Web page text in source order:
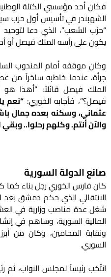
فكان أحد مؤسسي الكتلة
“حزب الشعب”، الذي دعا
يكون على رأسه الملك فيصل أو
وكان موقفه أمام المندوب
جرأة، عندما خاطبه ساخراً من
الملك فيصل قائلاً: “أهذا
فيصل؟”، فأجابه الخوري: “نعم
عثماني، وسكنه بعده جمال
والآن أنتم. وكلهم رحلوا.. وبقي
صانع الدولة السورية
كان فارس الخوري رجل بناء
شغل عدة مناصب وزارية في
المالية السورية، وساهم في
ونقابة المحامين، وكان من
السوري.
انتُخب رئيساً لمجلس النواب، ثم